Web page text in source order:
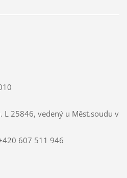
L 25846, vedený u Měst.soudu v
607 511 946